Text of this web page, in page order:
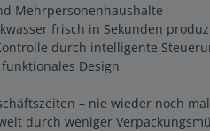
Mehrpersonenhaushalte
frisch in Sekunden
durch intelligente
Design
– nie wieder noch
durch weniger